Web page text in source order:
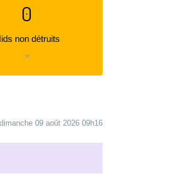
0
non détruits
=
09 août 2026 09h16